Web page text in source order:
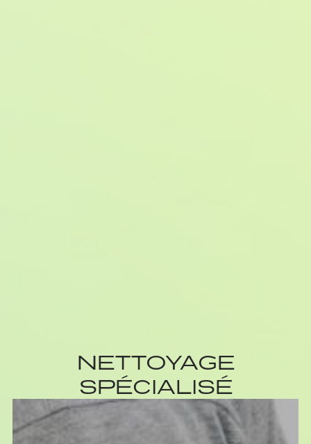
NETTOYAGE
SPÉCIALISÉ